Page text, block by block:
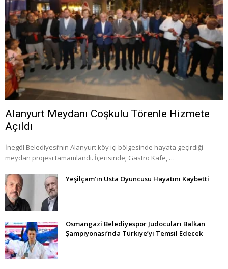
Alanyurt Meydanı Coşkulu Törenle Hizmete
Açıldı
İnegöl Belediyesi’nin Alanyurt köy içi bölgesinde hayata geçirdiği
meydan projesi tamamlandı. İçerisinde; Gastro Kafe, …
Yeşilçam’ın Usta Oyuncusu Hayatını Kaybetti
Osmangazi Belediyespor Judocuları Balkan
Şampiyonası’nda Türkiye’yi Temsil Edecek